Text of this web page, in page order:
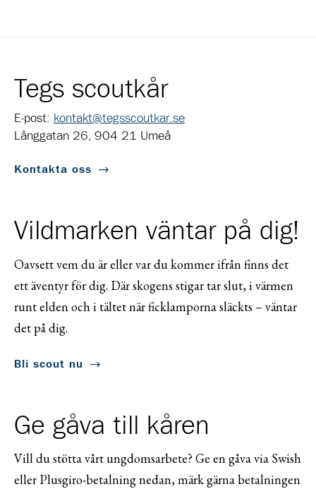
Tegs scoutkår
E-post: kontakt@tegsscoutkar.se
Långgatan 26, 904 21 Umeå
Kontakta oss
Vildmarken väntar på dig!
Oavsett vem du är eller var du kommer ifrån finns det
ett äventyr för dig. Där skogens stigar tar slut, i värmen
runt elden och i tältet när ficklamporna släckts – väntar
det på dig.
Bli scout nu
Ge gåva till kåren
Vill du stötta vårt ungdomsarbete? Ge en gåva via Swish
eller Plusgiro-betalning nedan, märk gärna betalningen